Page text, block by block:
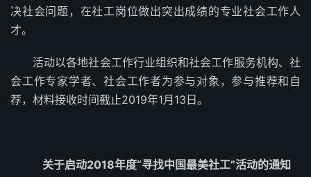
决社会问题，在社工岗位做出突出成绩的专业社会工作人
才。
活动以各地社会工作行业组织和社会工作服务机构、社
会工作专家学者、社会工作者为参与对象，参与推荐和自
荐，材料接收时间截止2019年1月13日。
关于启动2018年度“寻找中国最美社工”活动的通知